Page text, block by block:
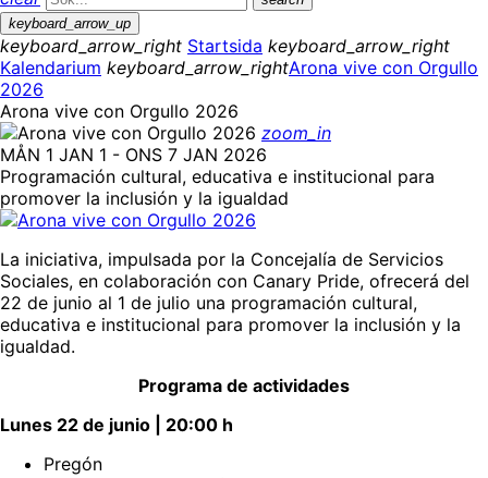
keyboard_arrow_up
keyboard_arrow_right Startsida keyboard_arrow_right
Kalendarium keyboard_arrow_rightArona vive con Orgullo
2026
Arona vive con Orgullo 2026
zoom_in
MÅN 1 JAN 1 - ONS 7 JAN 2026
Programación cultural, educativa e institucional para
promover la inclusión y la igualdad
La iniciativa, impulsada por la Concejalía de Servicios
Sociales, en colaboración con Canary Pride, ofrecerá del
22 de junio al 1 de julio una programación cultural,
educativa e institucional para promover la inclusión y la
igualdad.
Programa de actividades
Lunes 22 de junio | 20:00 h
Pregón